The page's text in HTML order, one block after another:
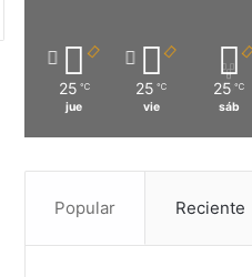
25 ℃
jue
25 ℃
vie
25 ℃
sáb
Popular Reciente